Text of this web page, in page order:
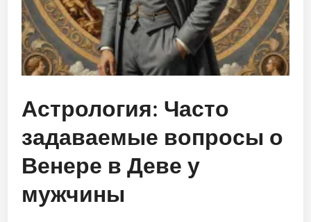
Астрология: Часто
задаваемые вопросы о
Венере в Деве у
мужчины